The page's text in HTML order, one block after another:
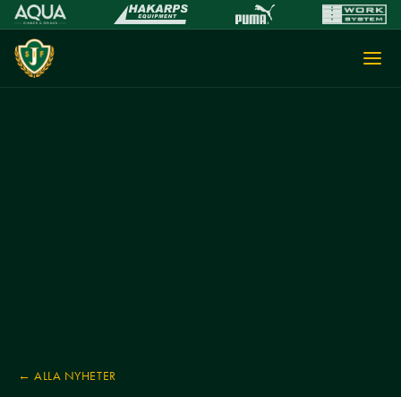
← ALLA NYHETER